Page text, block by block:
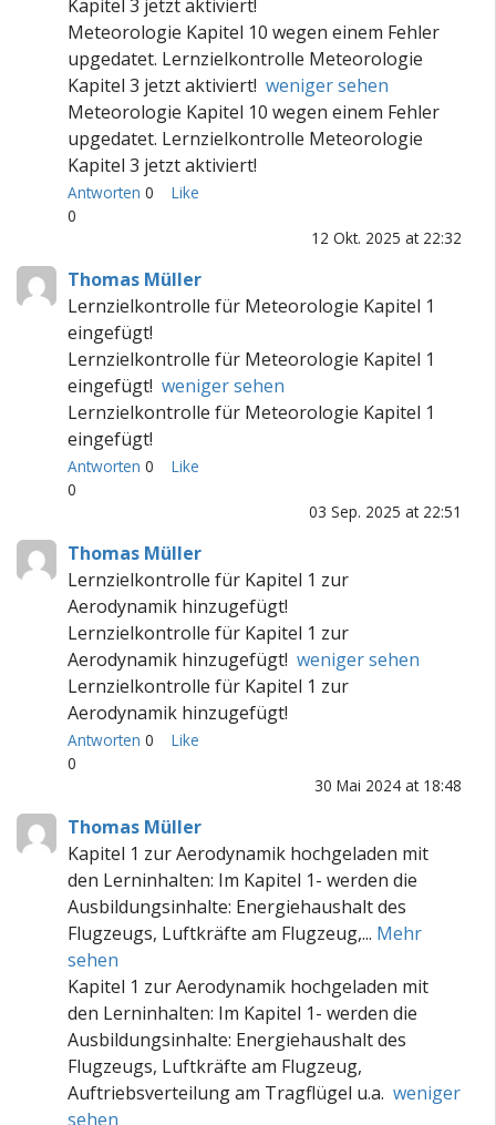
Kapitel 3 jetzt aktiviert!
Meteorologie Kapitel 10 wegen einem Fehler
upgedatet. Lernzielkontrolle Meteorologie
Kapitel 3 jetzt aktiviert! weniger sehen
Meteorologie Kapitel 10 wegen einem Fehler
upgedatet. Lernzielkontrolle Meteorologie
Kapitel 3 jetzt aktiviert!
Antworten 0
Like
0
12 Okt. 2025 at 22:32
Thomas Müller
Lernzielkontrolle für Meteorologie Kapitel 1
eingefügt!
Lernzielkontrolle für Meteorologie Kapitel 1
eingefügt! weniger sehen
Lernzielkontrolle für Meteorologie Kapitel 1
eingefügt!
Antworten 0
Like
0
03 Sep. 2025 at 22:51
Thomas Müller
Lernzielkontrolle für Kapitel 1 zur
Aerodynamik hinzugefügt!
Lernzielkontrolle für Kapitel 1 zur
Aerodynamik hinzugefügt! weniger sehen
Lernzielkontrolle für Kapitel 1 zur
Aerodynamik hinzugefügt!
Antworten 0
Like
0
30 Mai 2024 at 18:48
Thomas Müller
Kapitel 1 zur Aerodynamik hochgeladen mit
den Lerninhalten: Im Kapitel 1- werden die
Ausbildungsinhalte: Energiehaushalt des
Flugzeugs, Luftkräfte am Flugzeug,... Mehr
sehen
Kapitel 1 zur Aerodynamik hochgeladen mit
den Lerninhalten: Im Kapitel 1- werden die
Ausbildungsinhalte: Energiehaushalt des
Flugzeugs, Luftkräfte am Flugzeug,
Auftriebsverteilung am Tragflügel u.a. weniger
sehen